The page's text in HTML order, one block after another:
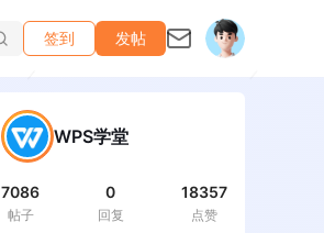
签到 发帖
WPS学堂
7086
帖子
0
回复
18357
点赞